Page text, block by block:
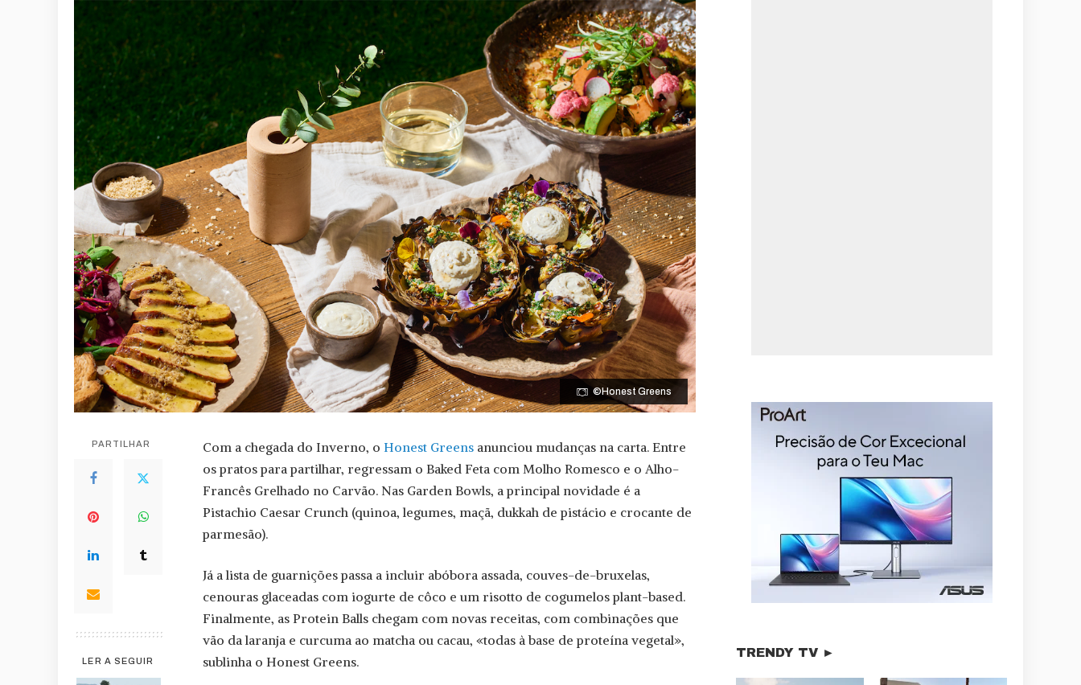
©Honest Greens
PARTILHAR
LER A SEGUIR
Com a chegada do Inverno, o Honest Greens anunciou mudanças na carta. Entre
os pratos para partilhar, regressam o Baked Feta com Molho Romesco e o Alho-
Francês Grelhado no Carvão. Nas Garden Bowls, a principal novidade é a
Pistachio Caesar Crunch (quinoa, legumes, maçã, dukkah de pistácio e crocante de
parmesão).
Já a lista de guarnições passa a incluir abóbora assada, couves-de-bruxelas,
cenouras glaceadas com iogurte de côco e um risotto de cogumelos plant-based.
Finalmente, as Protein Balls chegam com novas receitas, com combinações que
vão da laranja e curcuma ao matcha ou cacau, «todas à base de proteína vegetal»,
sublinha o Honest Greens.
TRENDY TV ►